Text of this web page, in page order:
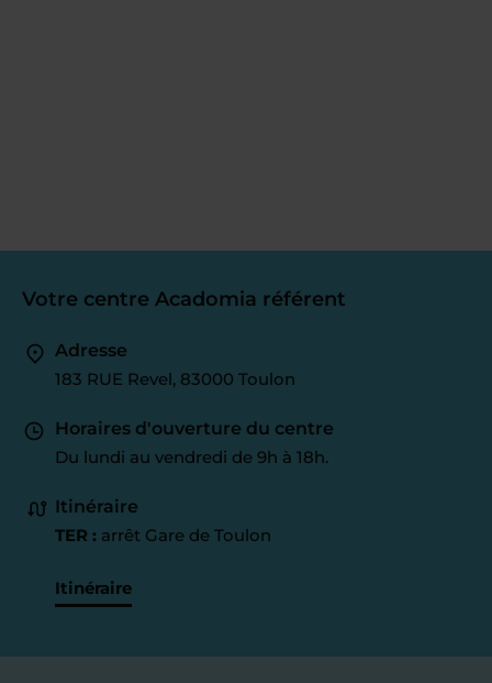
Votre centre Acadomia référent
Adresse
183 RUE Revel, 83000 Toulon
Horaires d'ouverture du centre
Du lundi au vendredi de 9h à 18h.
Itinéraire
TER : arrêt Gare de Toulon
Itinéraire